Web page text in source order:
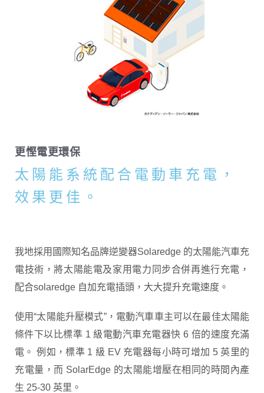
更慳電更環保
太陽能系統配合電動車充電，
效果更佳。
我地採用國際知名品牌逆變器Solaredge 的太陽能汽車充
電技術，將太陽能電及家用電力同步合併再進行充電，
配合solaredge 自加充電插頭，大大提升充電速度。
使用“太陽能升壓模式”，電動汽車車主可以在最佳太陽能
條件下以比標準 1 級電動汽車充電器快 6 倍的速度充滿
電。 例如，標準 1 級 EV 充電器每小時可增加 5 英里的
充電量，而 SolarEdge 的太陽能增壓在相同的時間內產
生 25-30 英里。